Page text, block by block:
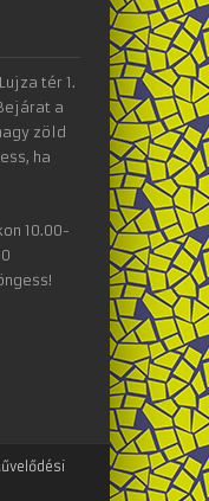
tér 1.
a
zöld
ha
10.00-